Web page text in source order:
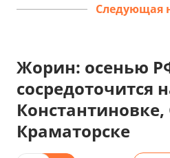
Следующая
Жорин: осенью
сосредоточится
Краматорске